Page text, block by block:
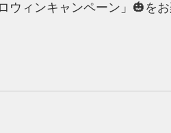
ウィンキャンペーン」🎃を